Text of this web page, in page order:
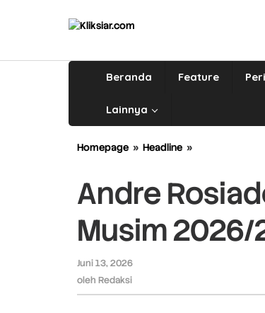
Beranda Feature
Lainnya
Homepage » Headline »
Semen
Padang
FC
Musim
Andre
Musim 2026/
Juni 13, 2026
oleh Redaksi